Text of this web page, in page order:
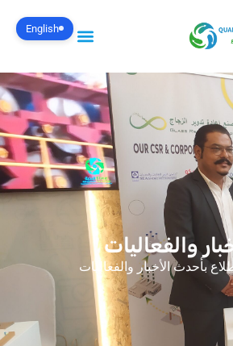
English
والفعاليات
بأحدث الأخبار والفعاليات